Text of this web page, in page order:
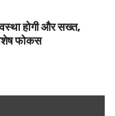
होगी और सख्त,
फोकस